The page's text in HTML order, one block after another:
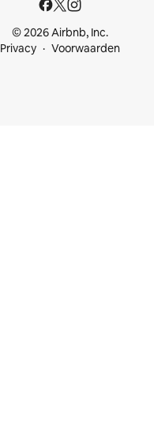
© 2026 Airbnb, Inc.
Privacy
Voorwaarden